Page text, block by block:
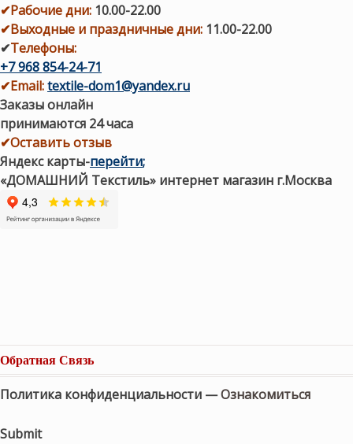
✔Рабочие дни: 10.00-22.00
✔Выходные и праздничные дни: 11.00-22.00
✔Телефоны:
+7 968 854-24-71
✔Email:textile-dom1@yandex.ru
Заказы онлайн
принимаются 24 часа
✔Оставить отзыв
Яндекс карты-перейти;
«ДОМАШНИЙ Текстиль» интернет магазин г.Москва
Обратная Связь
Политика конфиденциальности —Ознакомиться
Submit